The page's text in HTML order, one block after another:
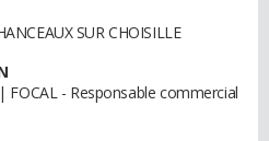
SUR CHOISILLE
- Responsable commercial